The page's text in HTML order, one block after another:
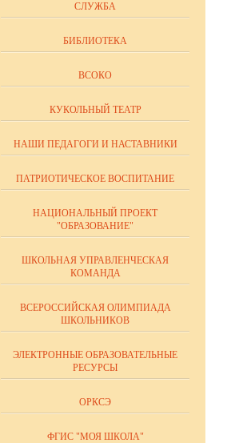
СЛУЖБА
БИБЛИОТЕКА
ВСОКО
КУКОЛЬНЫЙ ТЕАТР
НАШИ ПЕДАГОГИ И НАСТАВНИКИ
ПАТРИОТИЧЕСКОЕ ВОСПИТАНИЕ
НАЦИОНАЛЬНЫЙ ПРОЕКТ
"ОБРАЗОВАНИЕ"
ШКОЛЬНАЯ УПРАВЛЕНЧЕСКАЯ
КОМАНДА
ВСЕРОССИЙСКАЯ ОЛИМПИАДА
ШКОЛЬНИКОВ
ЭЛЕКТРОННЫЕ ОБРАЗОВАТЕЛЬНЫЕ
РЕСУРСЫ
ОРКСЭ
ФГИС "МОЯ ШКОЛА"